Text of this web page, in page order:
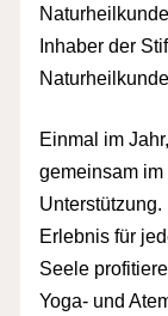
Inhaber der
Einmal im
gemeinsam im
Erlebnis für
Seele
Yoga- und